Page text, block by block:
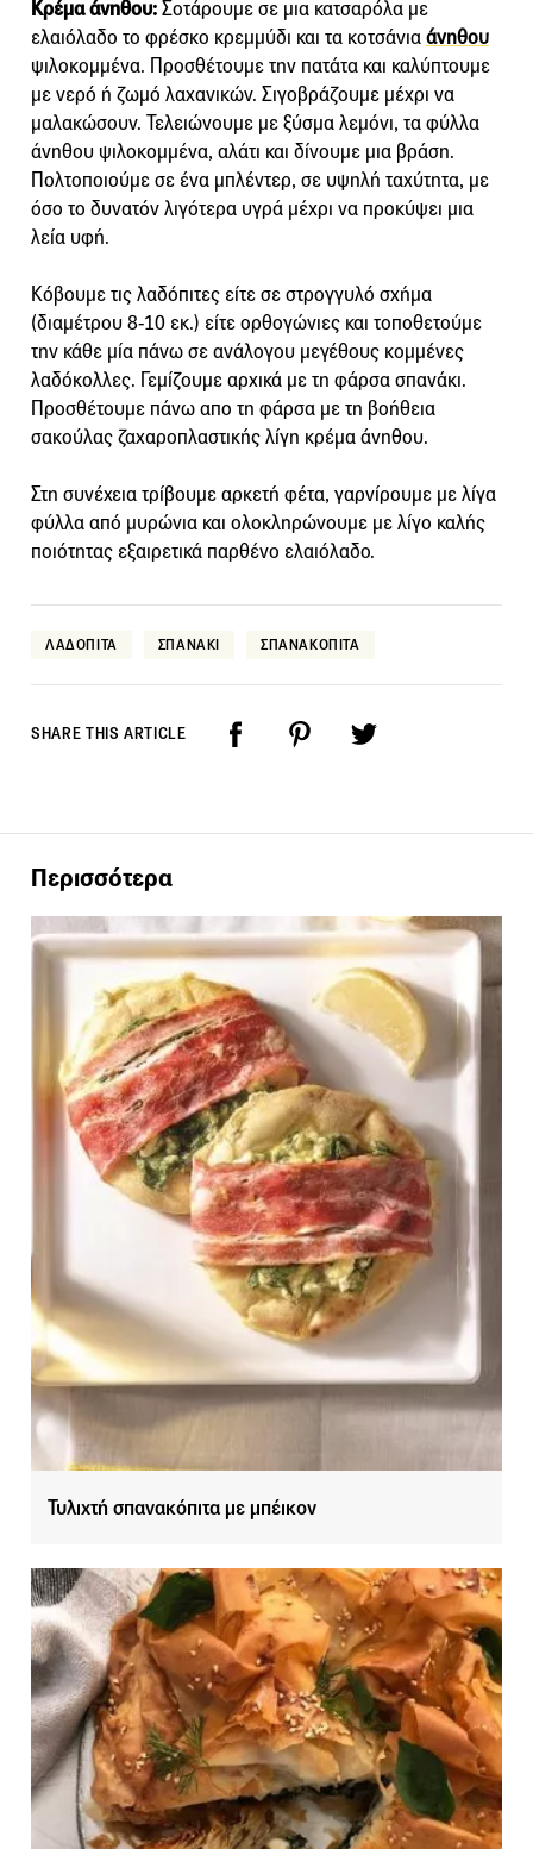
Κρέμα άνηθου:Σοτάρουμε σε μια κατσαρόλα με
ελαιόλαδο το φρέσκο κρεμμύδι και τα κοτσάνιαάνηθου
ψιλοκομμένα. Προσθέτουμε την πατάτα και καλύπτουμε
με νερό ή ζωμό λαχανικών. Σιγοβράζουμε μέχρι να
μαλακώσουν. Τελειώνουμε με ξύσμα λεμόνι, τα φύλλα
άνηθου ψιλοκομμένα, αλάτι και δίνουμε μια βράση.
Πολτοποιούμε σε ένα μπλέντερ, σε υψηλή ταχύτητα, με
όσο το δυνατόν λιγότερα υγρά μέχρι να προκύψει μια
λεία υφή.
Κόβουμε τις λαδόπιτες είτε σε στρογγυλό σχήμα
(διαμέτρου 8-10 εκ.) είτε ορθογώνιες και τοποθετούμε
την κάθε μία πάνω σε ανάλογου μεγέθους κομμένες
λαδόκολλες. Γεμίζουμε αρχικά με τη φάρσα σπανάκι.
Προσθέτουμε πάνω απο τη φάρσα με τη βοήθεια
σακούλας ζαχαροπλαστικής λίγη κρέμα άνηθου.
Στη συνέχεια τρίβουμε αρκετή φέτα, γαρνίρουμε με λίγα
φύλλα από μυρώνια και ολοκληρώνουμε με λίγο καλής
ποιότητας εξαιρετικά παρθένο ελαιόλαδο.
ΛΑΔΟΠΙΤΑ ΣΠΑΝΑΚΙ ΣΠΑΝΑΚΟΠΙΤΑ
SHARE THIS ARTICLE
Περισσότερα
Τυλιχτή σπανακόπιτα με μπέικον